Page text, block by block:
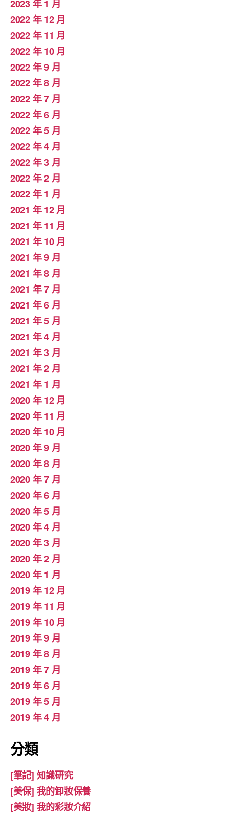
2023 年 1 月
2022 年 12 月
2022 年 11 月
2022 年 10 月
2022 年 9 月
2022 年 8 月
2022 年 7 月
2022 年 6 月
2022 年 5 月
2022 年 4 月
2022 年 3 月
2022 年 2 月
2022 年 1 月
2021 年 12 月
2021 年 11 月
2021 年 10 月
2021 年 9 月
2021 年 8 月
2021 年 7 月
2021 年 6 月
2021 年 5 月
2021 年 4 月
2021 年 3 月
2021 年 2 月
2021 年 1 月
2020 年 12 月
2020 年 11 月
2020 年 10 月
2020 年 9 月
2020 年 8 月
2020 年 7 月
2020 年 6 月
2020 年 5 月
2020 年 4 月
2020 年 3 月
2020 年 2 月
2020 年 1 月
2019 年 12 月
2019 年 11 月
2019 年 10 月
2019 年 9 月
2019 年 8 月
2019 年 7 月
2019 年 6 月
2019 年 5 月
2019 年 4 月
分類
[筆記] 知識研究
[美保] 我的卸妝保養
[美妝] 我的彩妝介紹